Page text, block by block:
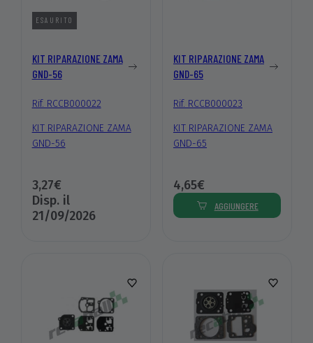
ESAURITO
KIT RIPARAZIONE ZAMA
GND-56
Rif. RCCB000022
KIT RIPARAZIONE ZAMA
GND-56
3,27€
Disp. il
21/09/2026
KIT RIPARAZIONE ZAMA
GND-65
Rif. RCCB000023
KIT RIPARAZIONE ZAMA
GND-65
4,65€
AGGIUNGERE